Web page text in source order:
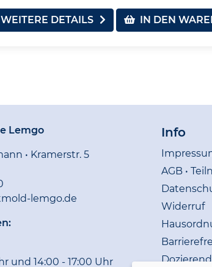
WEITERE DETAILS IN DEN
Lemgo
• Kramerstr. 5
lemgo.de
und 14:00 - 17:00 Uhr
Info
AGB •
Widerruf